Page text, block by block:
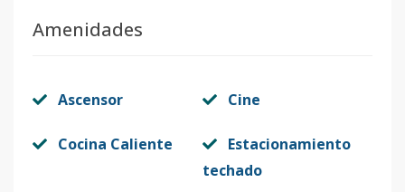
Amenidades
Ascensor Cine
Cocina Caliente
Estacionamiento
techado